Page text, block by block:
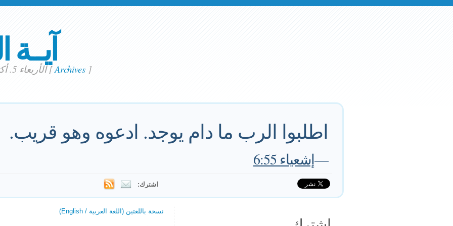
الأربعاء 5. أكتوبر 2022[Archives]
اطلبوا الرب ما دام يوجد. ادعوه وهو قريب.
—إشعياء 6:55
اشترك:
نسخة باللغتين (اللغة العربية / English)